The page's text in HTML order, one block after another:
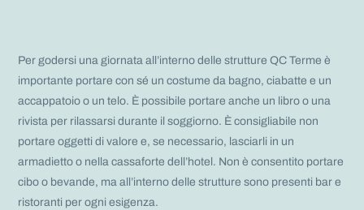
Per godersi una giornata all’interno delle strutture QC Terme è
importante portare con sé un costume da bagno, ciabatte e un
accappatoio o un telo. È possibile portare anche un libro o una
rivista per rilassarsi durante il soggiorno. È consigliabile non
portare oggetti di valore e, se necessario, lasciarli in un
armadietto o nella cassaforte dell’hotel. Non è consentito portare
cibo o bevande, ma all’interno delle strutture sono presenti bar e
ristoranti per ogni esigenza.